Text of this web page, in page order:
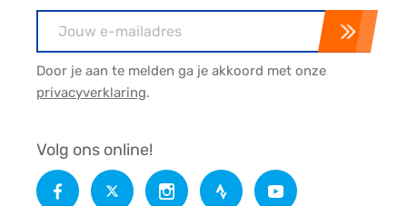
Door je aan te melden ga je akkoord met onze
privacyverklaring.
Volg ons online!